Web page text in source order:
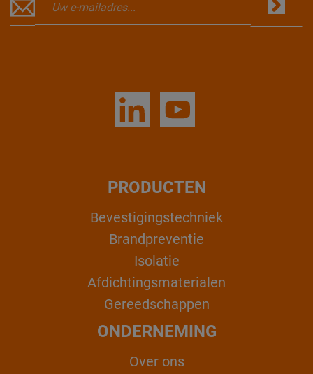
PRODUCTEN
Bevestigingstechniek
Brandpreventie
Isolatie
Afdichtingsmaterialen
Gereedschappen
ONDERNEMING
Over ons